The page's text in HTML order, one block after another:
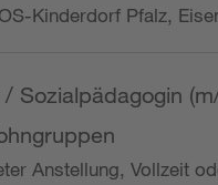
Kinderdorf Pfalz,
/ Sozialpädagogin
Anstellung, Vollzeit